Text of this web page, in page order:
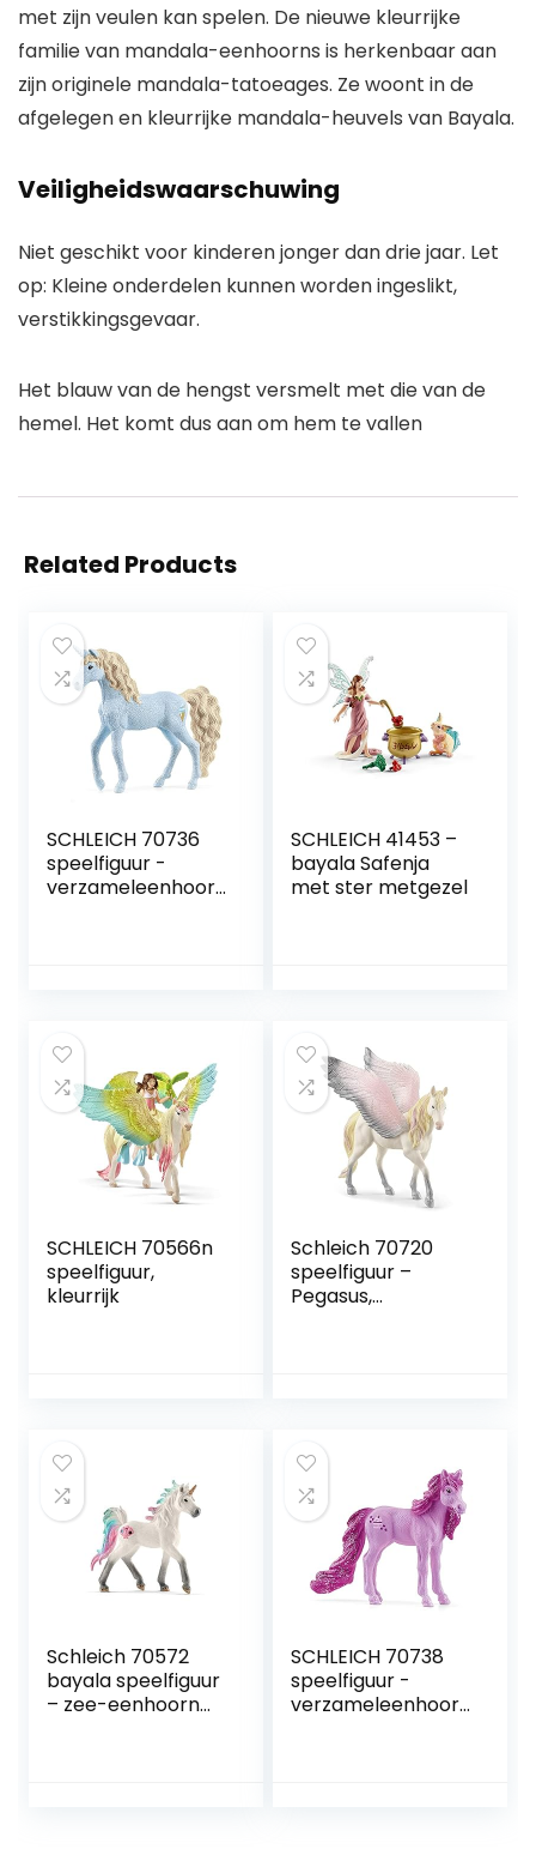
met zijn veulen kan spelen. De nieuwe kleurrijke
familie van mandala-eenhoorns is herkenbaar aan
zijn originele mandala-tatoeages. Ze woont in de
afgelegen en kleurrijke mandala-heuvels van Bayala.
Veiligheidswaarschuwing
Niet geschikt voor kinderen jonger dan drie jaar. Let
op: Kleine onderdelen kunnen worden ingeslikt,
verstikkingsgevaar.
Het blauw van de hengst versmelt met die van de
hemel. Het komt dus aan om hem te vallen
Related Products
SCHLEICH 70736
speelfiguur -
verzameleenhoor
SCHLEICH 41453 –
bayala Safenja
met ster metgezel
SCHLEICH 70566n
speelfiguur,
kleurrijk
Schleich 70720
speelfiguur –
Pegasus,
Schleich 70572
bayala speelfiguur
– zee-eenhoorn
SCHLEICH 70738
speelfiguur -
verzameleenhoor